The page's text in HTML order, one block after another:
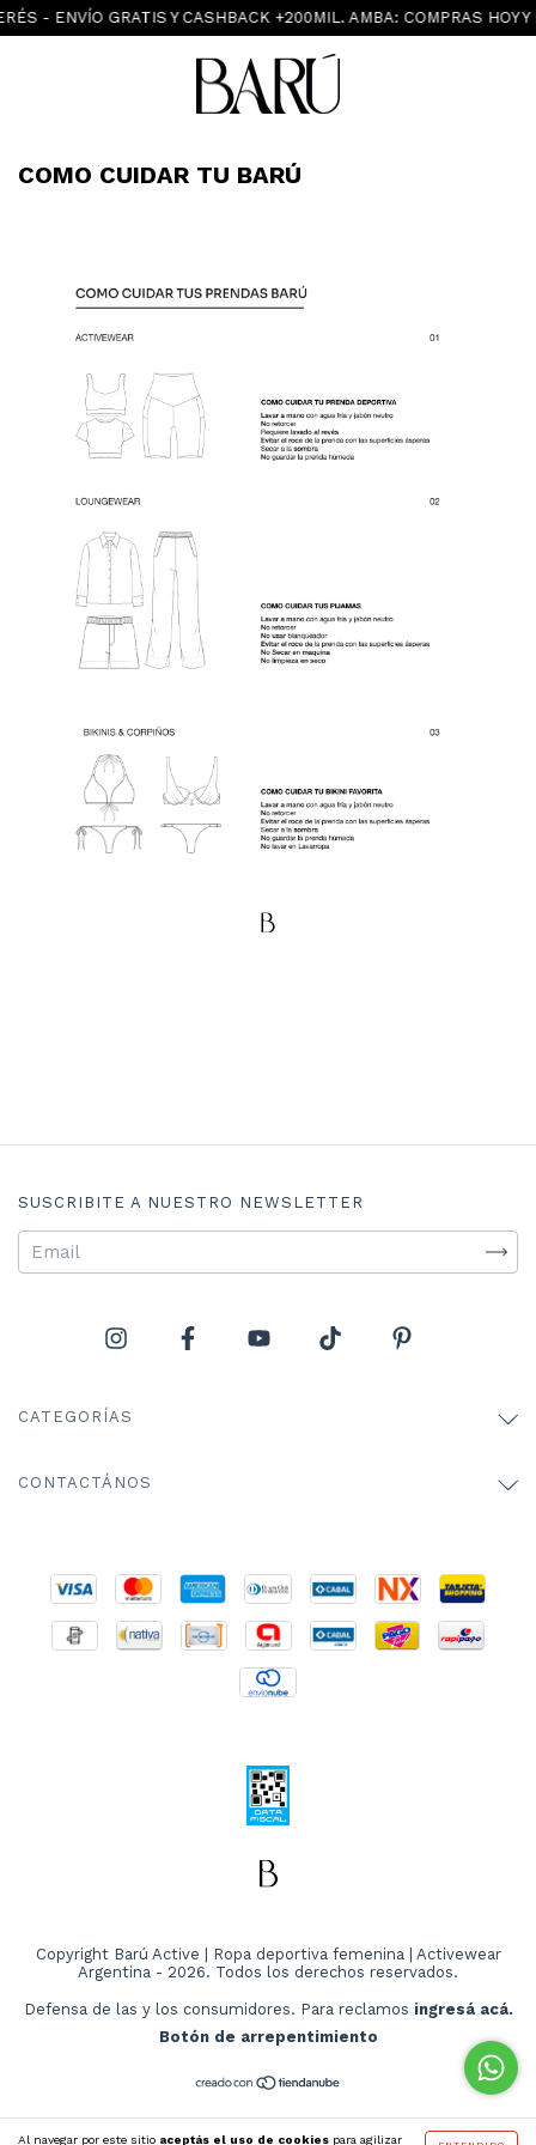
- ENVÍO GRATIS Y CASHBACK +200MIL. AMBA: COMPRAS HOY Y
Al navegar por este sitio aceptás el uso de cookies para agilizar
COMO CUIDAR TU BARÚ
SUSCRIBITE A NUESTRO NEWSLETTER
CATEGORÍAS
CONTACTÁNOS
Copyright Barú Active | Ropa deportiva femenina | Activewear
Argentina - 2026. Todos los derechos reservados.
Defensa de las y los consumidores. Para reclamos ingresá acá.
Botón de arrepentimiento